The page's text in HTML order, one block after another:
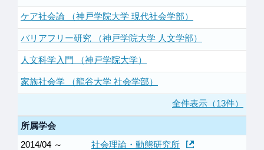
ケア社会論 （神戸学院大学 現代社会学部）
バリアフリー研究 （神戸学院大学 人文学部）
人文科学入門 （神戸学院大学）
家族社会学 （龍谷大学 社会学部）
全件表示（13件）
所属学会
2014/04 ～
社会理論・動態研究所